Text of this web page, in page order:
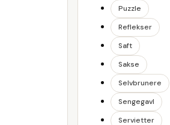
Puzzle
Reflekser
Saft
Sakse
Selvbrunere
Sengegavl
Servietter